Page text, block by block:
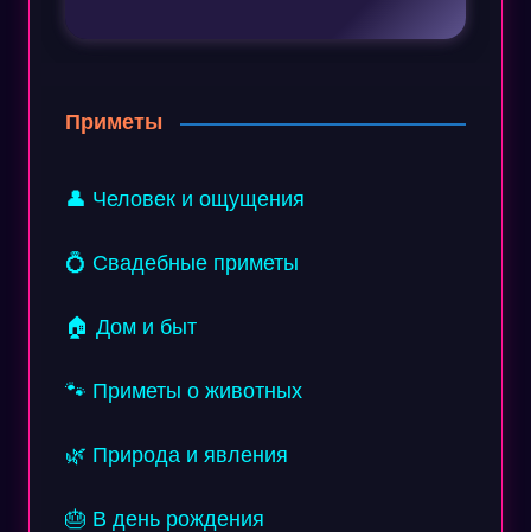
Приметы
👤 Человек и ощущения
💍 Свадебные приметы
🏠 Дом и быт
🐾 Приметы о животных
🌿 Природа и явления
🎂 В день рождения